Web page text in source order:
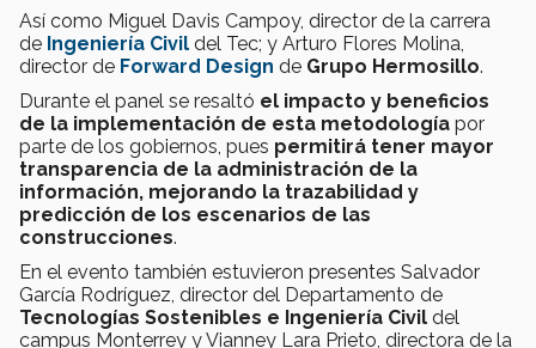
Así como Miguel Davis Campoy, director de la carrera
de Ingeniería Civil del Tec; y Arturo Flores Molina,
director de Forward Design de Grupo Hermosillo.
Durante el panel se resaltó el impacto y beneficios
de la implementación de esta metodología por
parte de los gobiernos, pues permitirá tener mayor
transparencia de la administración de la
información, mejorando la trazabilidad y
predicción de los escenarios de las
construcciones.
En el evento también estuvieron presentes Salvador
García Rodríguez, director del Departamento de
Tecnologías Sostenibles e Ingeniería Civil del
campus Monterrey y Vianney Lara Prieto, directora de la